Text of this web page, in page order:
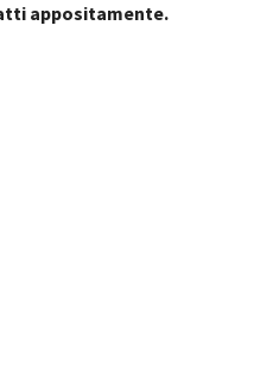
appositamente.